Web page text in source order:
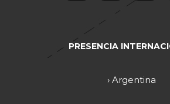
PRESENCIA
› Argentina